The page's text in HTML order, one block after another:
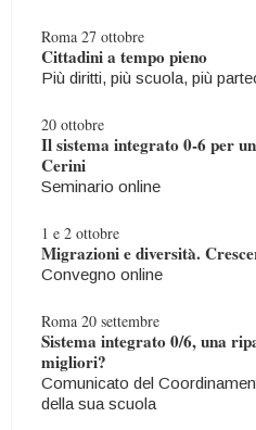
Roma 27 ottobre
Cittadini a tempo pieno
Più diritti, più scuola, più
20 ottobre
Il sistema integrato 0-6 per
Cerini
Seminario online
1 e 2 ottobre
Migrazioni e diversità.
Convegno online
Roma 20 settembre
Sistema integrato 0/6, una
migliori?
Comunicato del
della sua scuola